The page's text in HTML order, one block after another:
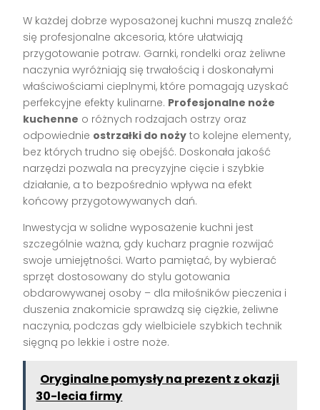
W każdej dobrze wyposażonej kuchni muszą znaleźć
się profesjonalne akcesoria, które ułatwiają
przygotowanie potraw. Garnki, rondelki oraz żeliwne
naczynia wyróżniają się trwałością i doskonałymi
właściwościami cieplnymi, które pomagają uzyskać
perfekcyjne efekty kulinarne. Profesjonalne noże
kuchenne o różnych rodzajach ostrzy oraz
odpowiednie ostrzałki do noży to kolejne elementy,
bez których trudno się obejść. Doskonała jakość
narzędzi pozwala na precyzyjne cięcie i szybkie
działanie, a to bezpośrednio wpływa na efekt
końcowy przygotowywanych dań.
Inwestycja w solidne wyposażenie kuchni jest
szczególnie ważna, gdy kucharz pragnie rozwijać
swoje umiejętności. Warto pamiętać, by wybierać
sprzęt dostosowany do stylu gotowania
obdarowywanej osoby – dla miłośników pieczenia i
duszenia znakomicie sprawdzą się ciężkie, żeliwne
naczynia, podczas gdy wielbiciele szybkich technik
sięgną po lekkie i ostre noże.
Oryginalne pomysły na prezent z okazji
30-lecia firmy